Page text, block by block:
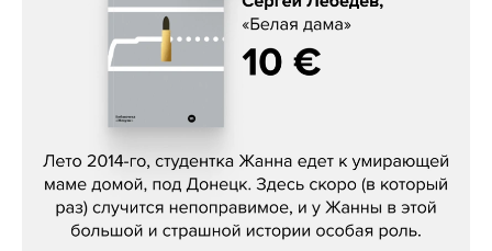
Сергей Лебедев, «Белая дама»